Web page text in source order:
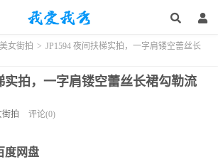
美女街拍 > JP1594 夜间扶梯实拍，一字肩镂空蕾丝长
实拍，一字肩镂空蕾丝长裙勾勒流
拍 评论(0)
度网盘